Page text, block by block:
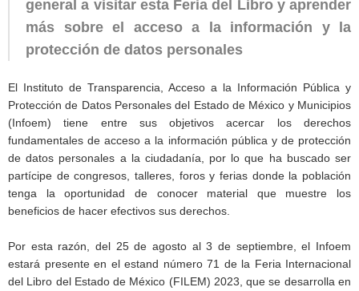
general a visitar esta Feria del Libro y aprender
más sobre el acceso a la información y la
protección de datos personales
El Instituto de Transparencia, Acceso a la Información Pública y
Protección de Datos Personales del Estado de México y Municipios
(Infoem) tiene entre sus objetivos acercar los derechos
fundamentales de acceso a la información pública y de protección
de datos personales a la ciudadanía, por lo que ha buscado ser
partícipe de congresos, talleres, foros y ferias donde la población
tenga la oportunidad de conocer material que muestre los
beneficios de hacer efectivos sus derechos.
Por esta razón, del 25 de agosto al 3 de septiembre, el Infoem
estará presente en el estand número 71 de la Feria Internacional
del Libro del Estado de México (FILEM) 2023, que se desarrolla en